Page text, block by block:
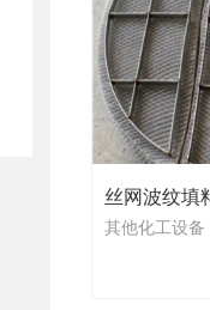
丝网波纹填
其他化工设备